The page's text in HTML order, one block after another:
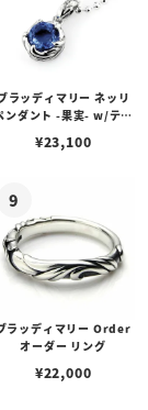
ラッディマリー ネッリ
ンダント -果実- w/ティ
¥23,100
ラッディマリー Order
オーダー リング
¥22,000